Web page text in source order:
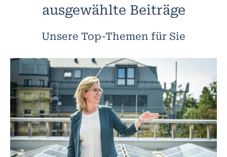
ausgewählte Beiträge
Unsere Top-Themen für Sie